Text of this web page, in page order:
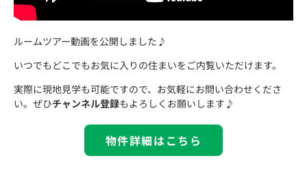
ルームツアー動画を公開しました♪
いつでもどこでもお気に入りの住まいをご内覧いただけます。
実際に現地見学も可能ですので、お気軽にお問い合わせくださ
い。ぜひチャンネル登録もよろしくお願いします♪
物件詳細はこちら